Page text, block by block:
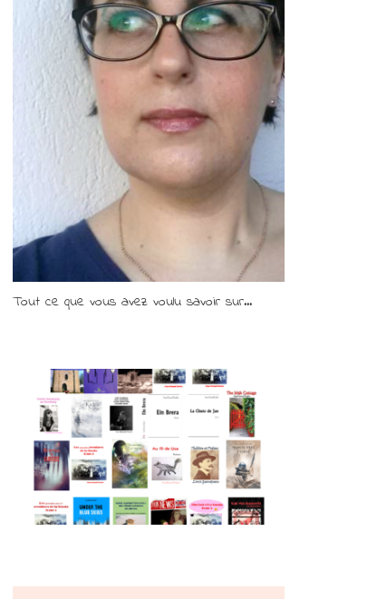
Tout ce que vous avez voulu savoir sur...